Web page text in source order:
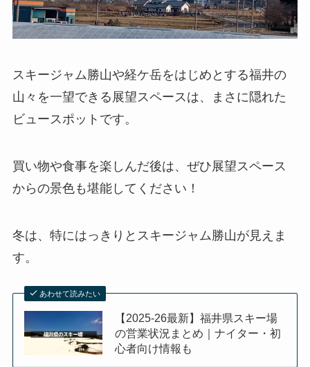
スキージャム勝山や経ケ岳をはじめとする福井の
山々を一望できる展望スペースは、まさに隠れた
ビュースポットです。
買い物や食事を楽しんだ後は、ぜひ展望スペース
からの景色も堪能してください！
冬は、特にはっきりとスキージャム勝山が見えま
す。
あわせて読みたい
【2025-26最新】福井県スキー場
の営業状況まとめ｜ナイター・初
心者向け情報も